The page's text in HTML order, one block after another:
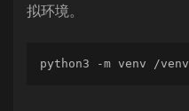
拟环境。
python3 -m venv /venv